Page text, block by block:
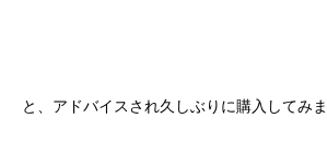
と、アドバイスされ久しぶりに購入してみ